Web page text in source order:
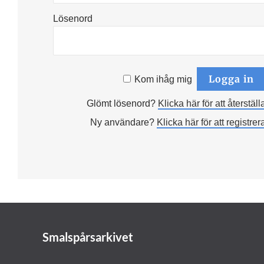
Lösenord
Kom ihåg mig
Glömt lösenord? Klicka här för att
Ny användare? Klicka här för att
Smalspårsarkivet